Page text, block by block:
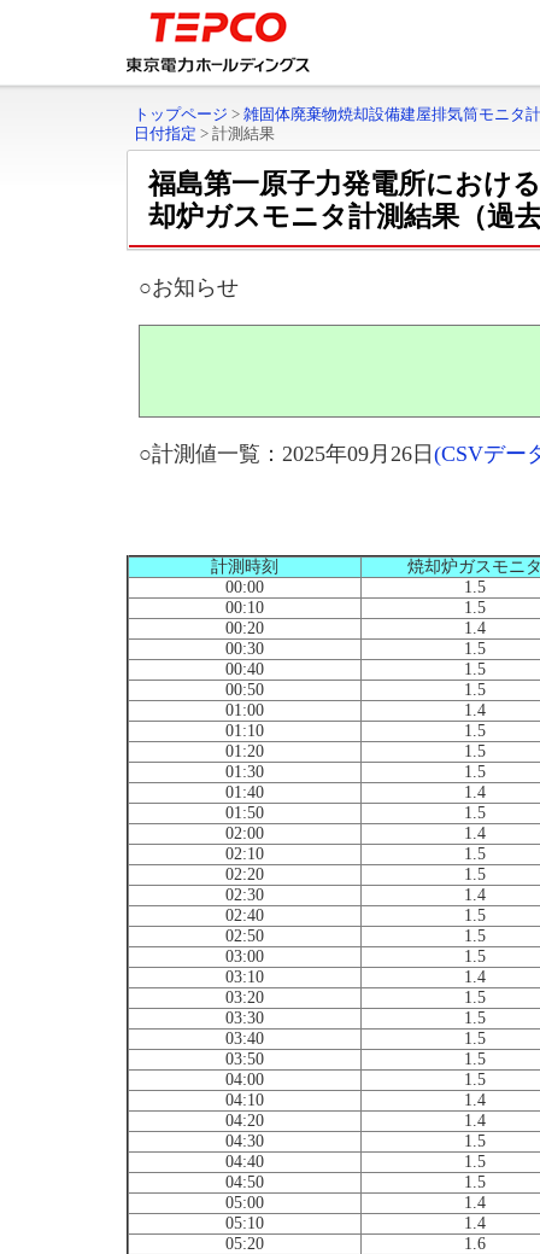
トップページ > 雑固体廃棄物焼却設備建屋排気筒モニタ
日付指定 > 計測結果
福島第一原子力発電所におけ
却炉ガスモニタ計測結果（過
○お知らせ
○計測値一覧：2025年09月26日 (CSVデー
計測時刻
焼却炉ガスモニ
00:00
1.5
00:10
1.5
00:20
1.4
00:30
1.5
00:40
1.5
00:50
1.5
01:00
1.4
01:10
1.5
01:20
1.5
01:30
1.5
01:40
1.4
01:50
1.5
02:00
1.4
02:10
1.5
02:20
1.5
02:30
1.4
02:40
1.5
02:50
1.5
03:00
1.5
03:10
1.4
03:20
1.5
03:30
1.5
03:40
1.5
03:50
1.5
04:00
1.5
04:10
1.4
04:20
1.4
04:30
1.5
04:40
1.5
04:50
1.5
05:00
1.4
05:10
1.4
05:20
1.6